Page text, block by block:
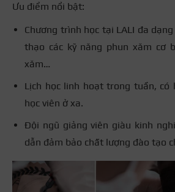
Ưu điểm nổi bật:
Chương trình học tại LALI đa
thạo các kỹ năng phun xăm cơ
xăm…
Lịch học linh hoạt trong tuần, có
học viên ở xa.
Đội ngũ giảng viên giàu kinh
dẫn đảm bảo chất lượng đào tạo